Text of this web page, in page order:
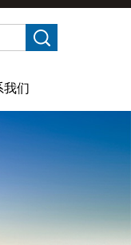
我们